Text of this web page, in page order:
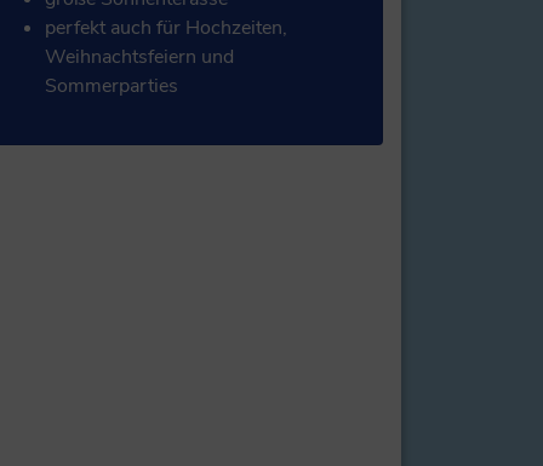
perfekt auch für Hochzeiten,
Weihnachtsfeiern und
Sommerparties